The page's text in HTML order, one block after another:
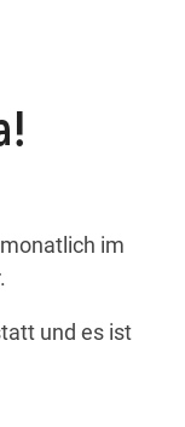
im
und es ist